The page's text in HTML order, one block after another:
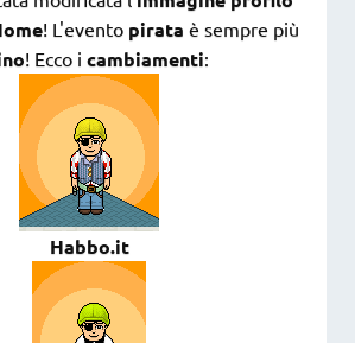
! L'evento pirata è sempre più
! Ecco i cambiamenti:
Habbo.it